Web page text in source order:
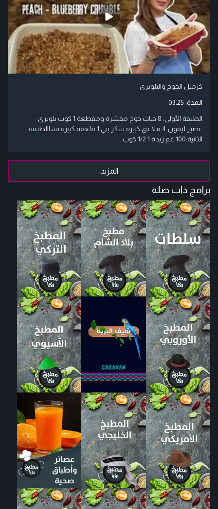
كرمبل الخوخ والبلوبري
المدة: 03:25
الطبقة الأولى: 8 حبات خوخ مقشرة ومقطعة 1 كوب بلوبري
عصير ليمون 4 ملاعق كبيرة سكر بني 1 ملعقة كبيرة نشاالطبقة
الثانية:100 غم زبدة 1 1/2 كوب ....
المزيد
برامج ذات صلة